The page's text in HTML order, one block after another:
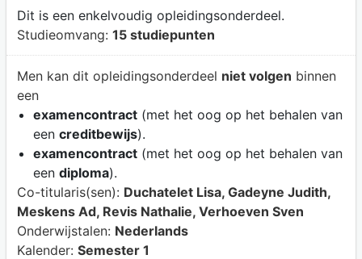
Dit is een enkelvoudig opleidingsonderdeel.
Studieomvang: 15 studiepunten
Men kan dit opleidingsonderdeel niet volgen binnen
een
examencontract(met het oog op het behalen van
een creditbewijs).
examencontract(met het oog op het behalen van
een diploma).
Co-titularis(sen): Duchatelet Lisa, Gadeyne Judith,
Meskens Ad, Revis Nathalie, Verhoeven Sven
Onderwijstalen: Nederlands
Kalender: Semester 1